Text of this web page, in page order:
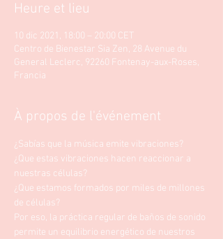
Heure et lieu
10 dic 2021, 18:00 – 20:00 CET
Centro de Bienestar Sia Zen, 28 Avenue du
General Leclerc, 92260 Fontenay-aux-Roses,
Francia
À propos de l'événement
¿Sabías que la música emite vibraciones?
¿Que estas vibraciones hacen reaccionar a
nuestras células?
¿Que estamos formados por miles de millones
de células?
Por eso, la práctica regular de baños de sonido
permite un equilibrio energético de nuestros